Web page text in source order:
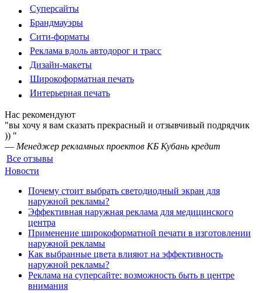
Суперсайты
Брандмауэры
Сити-форматы
Реклама вдоль автодорог и трасс
Дизайн-макеты
Широкоформатная печать
Интерьерная печать
Нас рекомендуют
"вы хочу я вам сказать прекрасный и отзывчивый подрядчик
)) "
— Менеджер рекламных проектов КБ Кубань кредит
Все отзывы
Новости
Почему стоит выбрать светодиодный экран для
наружной рекламы?
Эффективная наружная реклама для медицинского
центра
Применение широкоформатной печати в изготовлении
наружной рекламы
Как выбранные цвета влияют на эффективность
наружной рекламы?
Реклама на суперсайте: возможность быть в центре
внимания